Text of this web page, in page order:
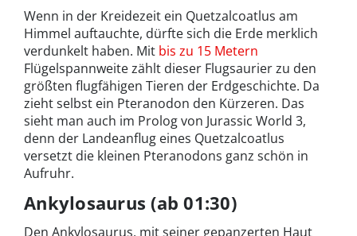
Wenn in der Kreidezeit ein Quetzalcoatlus am
Himmel auftauchte, dürfte sich die Erde merklich
verdunkelt haben. Mit bis zu 15 Metern
Flügelspannweite zählt dieser Flugsaurier zu den
größten flugfähigen Tieren der Erdgeschichte. Da
zieht selbst ein Pteranodon den Kürzeren. Das
sieht man auch im Prolog von Jurassic World 3,
denn der Landeanflug eines Quetzalcoatlus
versetzt die kleinen Pteranodons ganz schön in
Aufruhr.
Ankylosaurus (ab 01:30)
Den Ankylosaurus, mit seiner gepanzerten Haut